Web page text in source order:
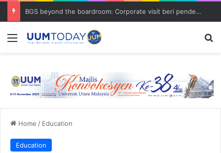
BGS beyond the boardroom: Corporate visit beri pendedahan dunia korporat kepada PELAJAR UUM
Menu
Home / Education
Education